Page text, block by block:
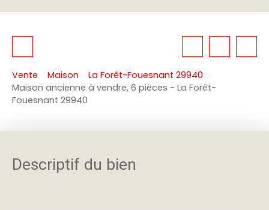
Vente Maison
La Forêt-Fouesnant 29940
Maison ancienne à vendre, 6 pièces - La Forêt-
Fouesnant 29940
Descriptif du bien